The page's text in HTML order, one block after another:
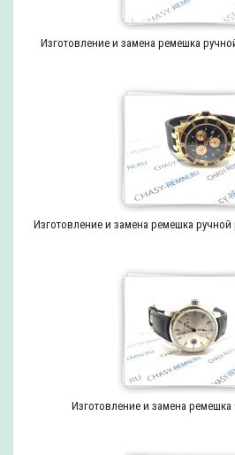
Изготовление и замена ремешка
Изготовление и замена ремешка ручной
Изготовление и замена ремешка